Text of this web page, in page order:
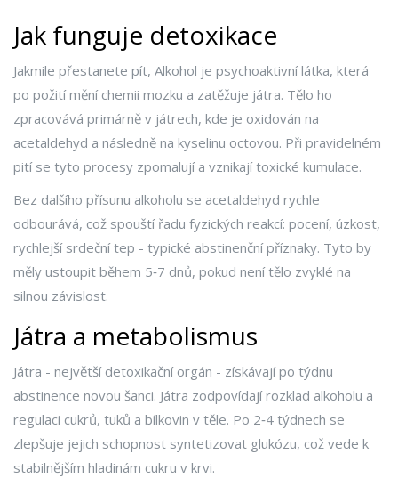
Jak funguje detoxikace
Jakmile přestanete pít, Alkohol je psychoaktivní látka, která
po požití mění chemii mozku a zatěžuje játra. Tělo ho
zpracovává primárně v játrech, kde je oxidován na
acetaldehyd a následně na kyselinu octovou. Při pravidelném
pití se tyto procesy zpomalují a vznikají toxické kumulace.
Bez dalšího přísunu alkoholu se acetaldehyd rychle
odbourává, což spouští řadu fyzických reakcí: pocení, úzkost,
rychlejší srdeční tep - typické abstinenční příznaky. Tyto by
měly ustoupit během 5‑7 dnů, pokud není tělo zvyklé na
silnou závislost.
Játra a metabolismus
Játra - největší detoxikační orgán - získávají po týdnu
abstinence novou šanci. Játra zodpovídají rozklad alkoholu a
regulaci cukrů, tuků a bílkovin v těle. Po 2‑4 týdnech se
zlepšuje jejich schopnost syntetizovat glukózu, což vede k
stabilnějším hladinám cukru v krvi.